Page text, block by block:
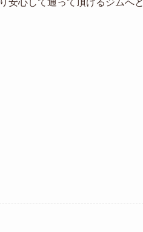
安心して通って頂けるジムへと